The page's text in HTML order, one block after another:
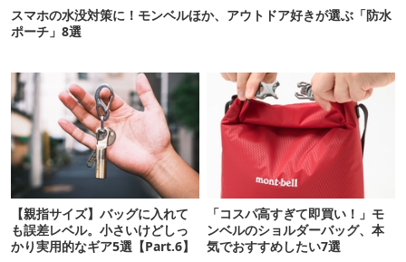
スマホの水没対策に！モンベルほか、アウトドア好きが選ぶ「防水
ポーチ」8選
【親指サイズ】バッグに入れて
も誤差レベル。小さいけどしっ
かり実用的なギア5選【Part.6】
「コスパ高すぎて即買い！」モ
ンベルのショルダーバッグ、本
気でおすすめしたい7選